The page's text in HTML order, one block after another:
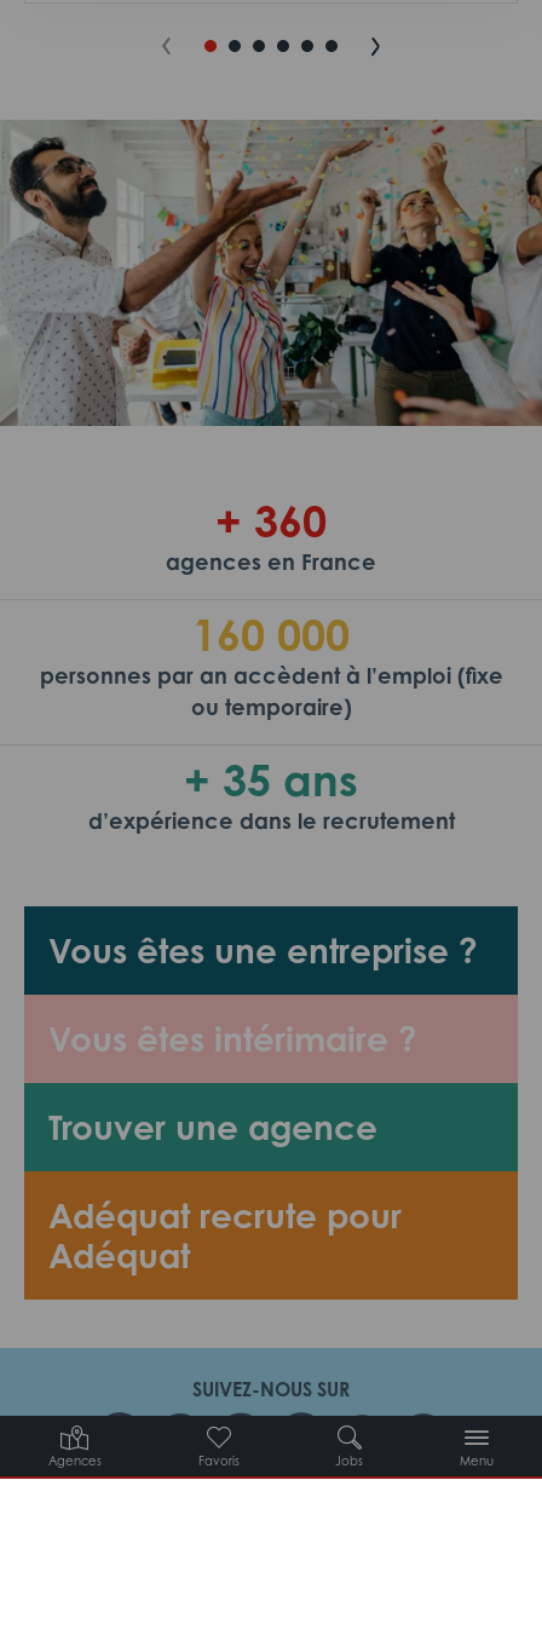
Agences Favoris Jobs Menu
Vous êtes une entreprise ?
Vous êtes intérimaire ?
Trouver une agence
Adéquat recrute pour
Adéquat
+ 360
agences en France
160 000
personnes par an accèdent à l’emploi (fixe
ou temporaire)
+ 35 ans
d’expérience dans le recrutement
SUIVEZ-NOUS SUR